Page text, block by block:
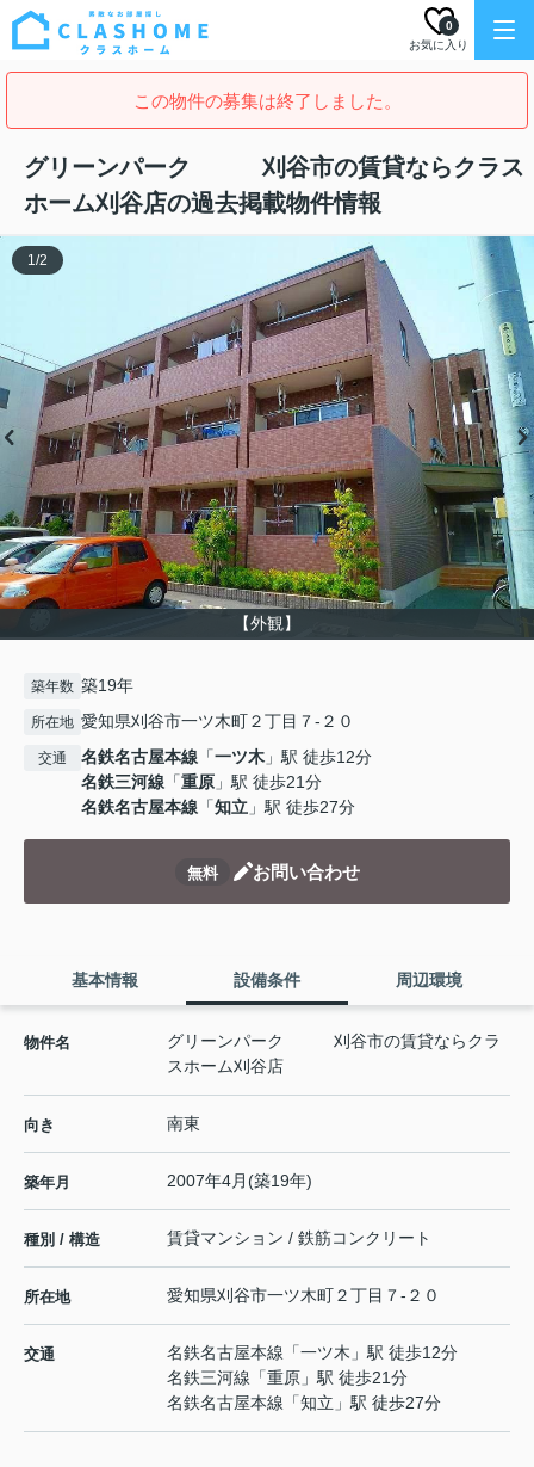
お気に入り
0
この物件の募集は終了しました。
グリーンパーク 刈谷市の賃貸ならクラス
ホーム刈谷店の過去掲載物件情報
【外観】
1/2
築年数 築19年
所在地 愛知県刈谷市一ツ木町２丁目７-２０
交通 名鉄名古屋本線 「一ツ木 」駅 徒歩12分
名鉄三河線 「重原 」駅 徒歩21分
名鉄名古屋本線 「知立 」駅 徒歩27分
無料 お問い合わせ
基本情報 設備条件 周辺環境
物件名
グリーンパーク 刈谷市の賃貸ならクラ
スホーム刈谷店
向き 南東
築年月 2007年4月(築19年)
種別 / 構造 賃貸マンション / 鉄筋コンクリート
所在地 愛知県刈谷市一ツ木町２丁目７-２０
交通 名鉄名古屋本線 「一ツ木 」駅 徒歩12分
名鉄三河線 「重原 」駅 徒歩21分
名鉄名古屋本線 「知立 」駅 徒歩27分